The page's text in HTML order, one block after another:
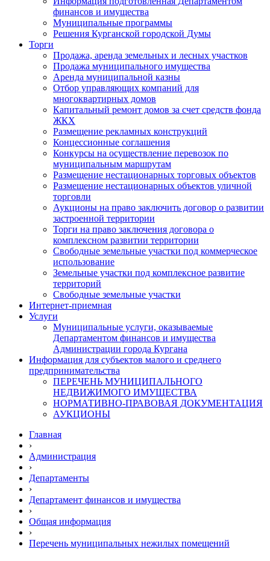
финансов и имущества
Муниципальные программы
Решения Курганской городской Думы
Торги
Продажа, аренда земельных и лесных участков
Продажа муниципального имущества
Аренда муниципальной казны
Отбор управляющих компаний для
многоквартирных домов
Капитальный ремонт домов за счет средств фонда
ЖКХ
Размещение рекламных конструкций
Концессионные соглашения
Конкурсы на осуществление перевозок по
муниципальным маршрутам
Размещение нестационарных торговых объектов
Размещение нестационарных объектов уличной
торговли
Аукционы на право заключить договор о развитии
застроенной территории
Торги на право заключения договора о
комплексном развитии территории
Свободные земельные участки под коммерческое
использование
Земельные участки под комплексное развитие
территорий
Свободные земельные участки
Интернет-приемная
Услуги
Муниципальные услуги, оказываемые
Департаментом финансов и имущества
Администрации города Кургана
Информация для субъектов малого и среднего
предпринимательства
ПЕРЕЧЕНЬ МУНИЦИПАЛЬНОГО
НЕДВИЖИМОГО ИМУЩЕСТВА
НОРМАТИВНО-ПРАВОВАЯ ДОКУМЕНТАЦИЯ
АУКЦИОНЫ
Главная
›
Администрация
›
Департаменты
›
Департамент финансов и имущества
›
Общая информация
›
Перечень муниципальных нежилых помещений